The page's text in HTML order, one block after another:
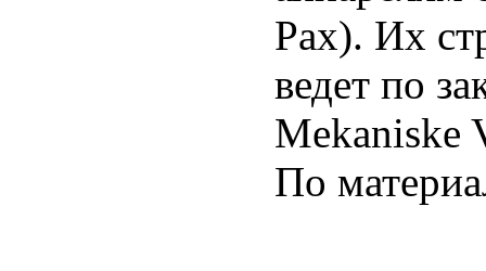
Pax). Их
ведет по
Mekaniske
По